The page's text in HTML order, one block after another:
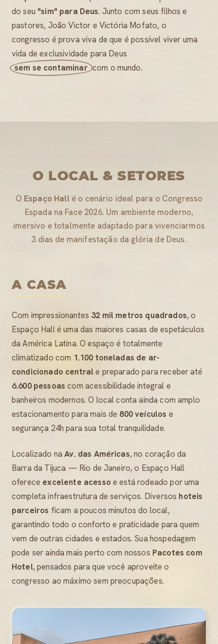
do seu "sim" para Deus. Junto com seus filhos e
pastores, João Victor e Victória Mofato, o
congresso é prova viva de que é possível viver uma
vida de exclusividade para Deus
sem se contaminar com o mundo.
O LOCAL & SETORES
O Espaço Hallé o cenário ideal para o Congresso
Espada na Face 2026. Um ambiente moderno,
imersivo e totalmente adaptado para vivenciarmos
3 dias de manifestação da glória de Deus.
A CASA
Com impressionantes 32 mil metros quadrados, o
Espaço Hall é uma das maiores casas de espetáculos
da América Latina. O espaço é totalmente
climatizado com 1.100 toneladas de ar-
condicionado centrale preparado para receber até
6.600 pessoas com acessibilidade integral e
banheiros modernos. O local conta ainda com amplo
estacionamento para mais de 800 veículos e
segurança 24h para sua total tranquilidade.
Localizado naAv. das Américas, no coração da
Barra da Tijuca — Rio de Janeiro, o Espaço Hall
oferece excelente acesso e está rodeado por uma
completa infraestrutura de serviços. Diversos hoteis
parceiros ficam a poucos minutos do local,
garantindo todo o conforto e praticidade para quem
vem de outras cidades e estados. Sua hospedagem
pode ser ainda mais perto com nossos Pacotes com
Hotel, pensados para que você aproveite o
congresso ao máximo sem preocupações.